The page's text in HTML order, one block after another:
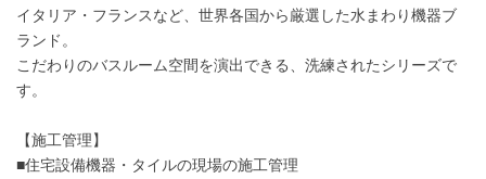
イタリア・フランスなど、世界各国から厳選した水まわり機器ブ
ランド。
こだわりのバスルーム空間を演出できる、洗練されたシリーズで
す。
【施工管理】
■住宅設備機器・タイルの現場の施工管理